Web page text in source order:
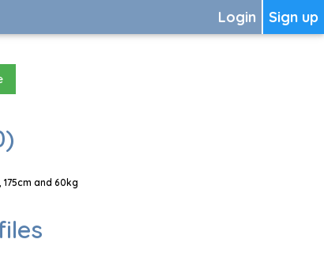
Sign up
Login
and 60kg